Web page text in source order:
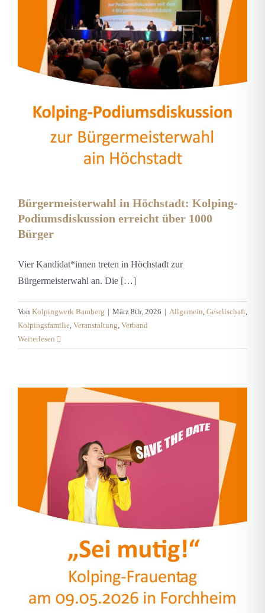
Bürgermeisterwahl in Höchstadt: Kolping-
Podiumsdiskussion erreicht über 1000
Bürger
Vier Kandidat*innen treten in Höchstadt zur
Bürgermeisterwahl an. Die […]
Von Kolpingwerk Bamberg | März 8th, 2026 | Allgemein, Gesellschaft,
Kolpingsfamilie, Veranstaltung, Verband
Weiterlesen